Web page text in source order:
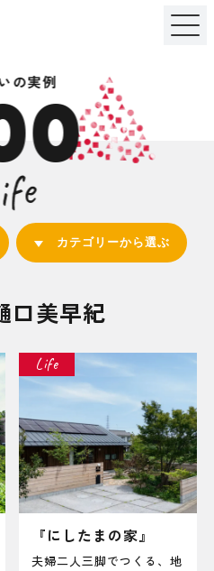
の実例
カテゴリーから選ぶ
口美早紀
Life
『にしたまの家』
夫婦二人三脚でつくる、地